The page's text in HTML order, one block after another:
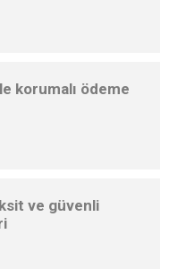
korumalı ödeme
ve güvenli